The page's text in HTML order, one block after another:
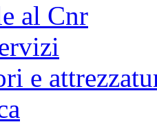
al Cnr
e